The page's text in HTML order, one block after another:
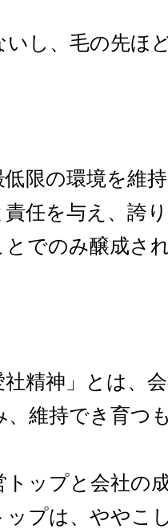
し、毛の先ほ
限の環境を維
任を与え、誇
でのみ醸成さ
精神」とは、
、維持でき育つ
ップと会社の
ップは、ややこ